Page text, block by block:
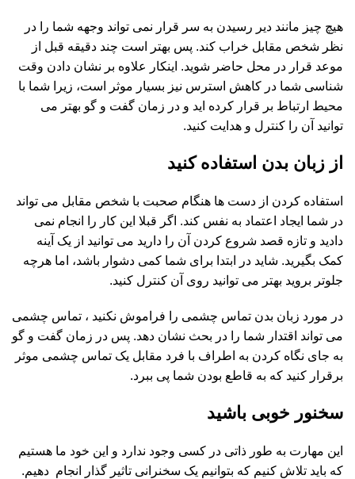
هیچ چیز مانند دیر رسیدن به سر قرار نمی تواند وجهه شما را در
نظر شخص مقابل خراب کند. پس بهتر است چند دقیقه قبل از
موعد قرار در محل حاضر شوید. اینکار علاوه بر نشان دادن وقت
شناسی شما در کاهش استرس نیز بسیار موثر است، زیرا شما با
محیط ارتباط بر قرار کرده اید و در زمان گفت و گو بهتر می
توانید آن را کنترل و هدایت کنید.
از زبان بدن استفاده کنید
استفاده کردن از دست ها هنگام صحبت با شخص مقابل می تواند
در شما ایجاد اعتماد به نفس کند. اگر قبلا این کار را انجام نمی
دادید و تازه قصد شروع کردن آن را دارید می توانید از یک آینه
کمک بگیرید. شاید در ابتدا برای شما کمی دشوار باشد، اما هرچه
جلوتر بروید بهتر می توانید روی آن کنترل کنید.
در مورد زبان بدن تماس چشمی را فراموش نکنید ، تماس چشمی
می تواند اقتدار شما را در بحث نشان دهد. پس در زمان گفت و گو
به جای نگاه کردن به اطراف با فرد مقابل یک تماس چشمی موثر
برقرار کنید که به قاطع بودن شما پی ببرد.
سخنور خوبی باشید
این مهارت به طور ذاتی در کسی وجود ندارد و این خود ما هستیم
که باید تلاش کنیم که بتوانیم یک سخنرانی تاثیر گذار انجام دهیم.